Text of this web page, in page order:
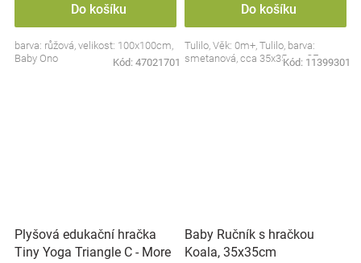
Do košíku
barva: růžová, velikost: 100x100cm,
Baby Ono
Kód: 47021701
Do košíku
Tulilo, Věk: 0m+, Tulilo, barva:
smetanová, cca 35x35cm, CE
Kód: 11399301
Plyšová edukační hračka
Tiny Yoga Triangle C - More
Baby Ručník s hračkou
Koala, 35x35cm